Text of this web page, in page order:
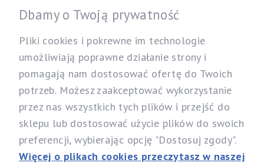
Nasz sklep
Specjalistyczny Sklep dla Alergików Mirosław Rybicki
Sobików 5, 05-530 Góra Kalwaria
woj. mazowieckie
Telefon:537 111 212, 731 603 303
Dbamy o Twoją prywatność
Pliki cookies i pokrewne im technologie
umożliwiają poprawne działanie strony i
pomagają nam dostosować ofertę do Twoich
potrzeb. Możesz zaakceptować wykorzystanie
przez nas wszystkich tych plików i przejść do
sklepu lub dostosować użycie plików do swoich
preferencji, wybierając opcję "Dostosuj zgody".
Więcej o plikach cookies przeczytasz w naszej